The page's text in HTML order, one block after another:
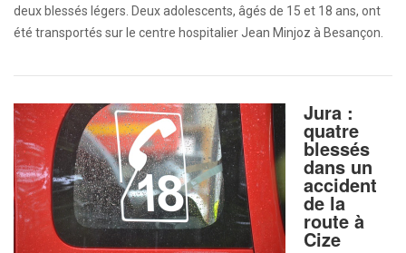
deux blessés légers. Deux adolescents, âgés de 15 et 18 ans, ont
été transportés sur le centre hospitalier Jean Minjoz à Besançon.
Jura :
quatre
blessés
dans un
accident
de la
route à
Cize